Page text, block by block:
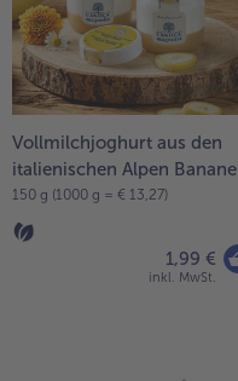
Vollmilchjoghurt aus den
italienischen Alpen Banane
150 g (1000 g = € 13,27)
1,99 €
inkl. MwSt.